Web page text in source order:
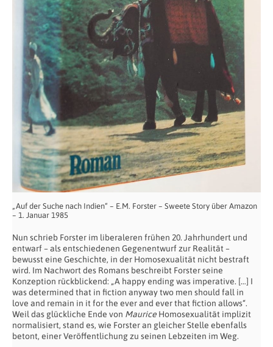
„Auf der Suche nach Indien“ – E.M. Forster – Sweete Story über Amazon
– 1. Januar 1985
Nun schrieb Forster im liberaleren frühen 20. Jahrhundert und
entwarf – als entschiedenen Gegenentwurf zur Realität –
bewusst eine Geschichte, in der Homosexualität nicht bestraft
wird. Im Nachwort des Romans beschreibt Forster seine
Konzeption rückblickend: „A happy ending was imperative. […] I
was determined that in fiction anyway two men should fall in
love and remain in it for the ever and ever that fiction allows“.
Weil das glückliche Ende von Maurice Homosexualität implizit
normalisiert, stand es, wie Forster an gleicher Stelle ebenfalls
betont, einer Veröffentlichung zu seinen Lebzeiten im Weg.